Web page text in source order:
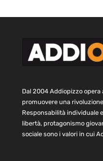
Dal 2004 Addiopizzo opera
promuovere una
Responsabilità individuale
libertà, protagonismo
sociale sono i valori in cui